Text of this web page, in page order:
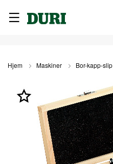
Hjem Maskiner Bor-kapp-slip
slutten
bildegalleri